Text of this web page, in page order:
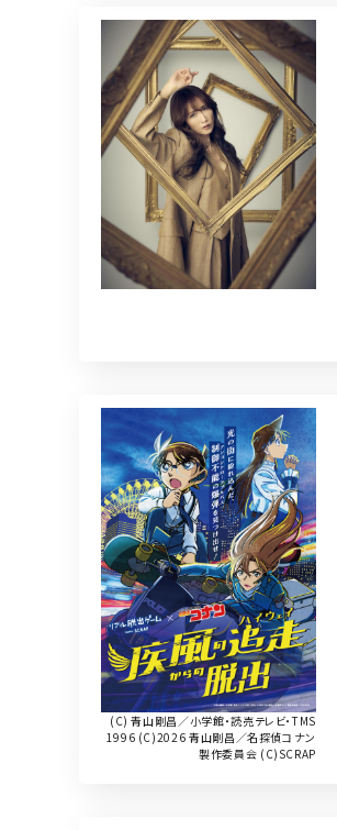
(C) 青山剛昌／小学館・読売テレビ・TMS
1996 (C)2026 青山剛昌／名探偵コナン
製作委員会 (C)SCRAP